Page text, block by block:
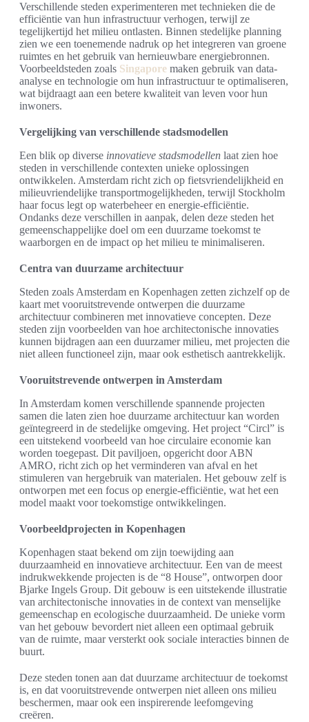
Verschillende steden experimenteren met technieken die de
efficiëntie van hun infrastructuur verhogen, terwijl ze
tegelijkertijd het milieu ontlasten. Binnen stedelijke planning
zien we een toenemende nadruk op het integreren van groene
ruimtes en het gebruik van hernieuwbare energiebronnen.
Voorbeeldsteden zoals Singapore maken gebruik van data-
analyse en technologie om hun infrastructuur te optimaliseren,
wat bijdraagt aan een betere kwaliteit van leven voor hun
inwoners.
Vergelijking van verschillende stadsmodellen
Een blik op diverse innovatieve stadsmodellen laat zien hoe
steden in verschillende contexten unieke oplossingen
ontwikkelen. Amsterdam richt zich op fietsvriendelijkheid en
milieuvriendelijke transportmogelijkheden, terwijl Stockholm
haar focus legt op waterbeheer en energie-efficiëntie.
Ondanks deze verschillen in aanpak, delen deze steden het
gemeenschappelijke doel om een duurzame toekomst te
waarborgen en de impact op het milieu te minimaliseren.
Centra van duurzame architectuur
Steden zoals Amsterdam en Kopenhagen zetten zichzelf op de
kaart met vooruitstrevende ontwerpen die duurzame
architectuur combineren met innovatieve concepten. Deze
steden zijn voorbeelden van hoe architectonische innovaties
kunnen bijdragen aan een duurzamer milieu, met projecten die
niet alleen functioneel zijn, maar ook esthetisch aantrekkelijk.
Vooruitstrevende ontwerpen in Amsterdam
In Amsterdam komen verschillende spannende projecten
samen die laten zien hoe duurzame architectuur kan worden
geïntegreerd in de stedelijke omgeving. Het project “Circl” is
een uitstekend voorbeeld van hoe circulaire economie kan
worden toegepast. Dit paviljoen, opgericht door ABN
AMRO, richt zich op het verminderen van afval en het
stimuleren van hergebruik van materialen. Het gebouw zelf is
ontworpen met een focus op energie-efficiëntie, wat het een
model maakt voor toekomstige ontwikkelingen.
Voorbeeldprojecten in Kopenhagen
Kopenhagen staat bekend om zijn toewijding aan
duurzaamheid en innovatieve architectuur. Een van de meest
indrukwekkende projecten is de “8 House”, ontworpen door
Bjarke Ingels Group. Dit gebouw is een uitstekende illustratie
van architectonische innovaties in de context van menselijke
gemeenschap en ecologische duurzaamheid. De unieke vorm
van het gebouw bevordert niet alleen een optimaal gebruik
van de ruimte, maar versterkt ook sociale interacties binnen de
buurt.
Deze steden tonen aan dat duurzame architectuur de toekomst
is, en dat vooruitstrevende ontwerpen niet alleen ons milieu
beschermen, maar ook een inspirerende leefomgeving
creëren.